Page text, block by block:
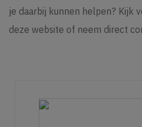
je daarbij kunnen helpen? Kijk
deze website of neem direct